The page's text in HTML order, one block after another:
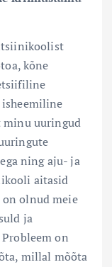
kõne
minu uuringud
ning aju- ja
aitasid
on olnud meie
ja
on
millal mõõta